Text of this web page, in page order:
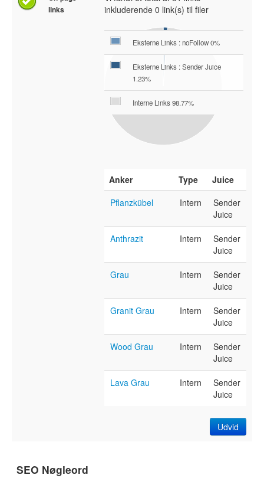
links
inkluderende 0 link(s) til filer
Eksterne Links : noFollow 0%
Eksterne Links : Sender Juice
1.23%
Interne Links 98.77%
Anker Type
Juice
Pflanzkübel
Intern
Sender
Juice
Anthrazit Intern
Sender
Juice
Grau Intern
Sender
Juice
Granit Grau Intern
Sender
Juice
Wood Grau Intern
Sender
Juice
Lava Grau Intern
Sender
Juice
Udvid
SEO Nøgleord